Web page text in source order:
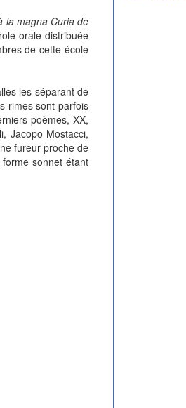
la magna Curia de
orale distribuée
de cette école
les séparant de
rimes sont parfois
poèmes, XX,
Jacopo Mostacci,
fureur proche de
sonnet étant